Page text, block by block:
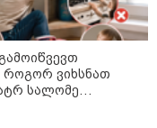
ხელს
როგორ ვიხსნათ
სალომე